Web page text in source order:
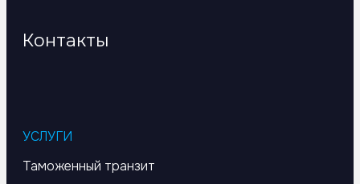
Контакты
УСЛУГИ
Таможенный транзит